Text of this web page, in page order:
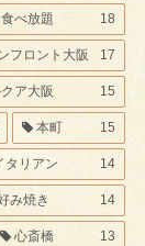
食べ放題 18
フロント大阪 17
ア大阪 15
本町 15
タリアン 14
み焼き 14
心斎橋 13